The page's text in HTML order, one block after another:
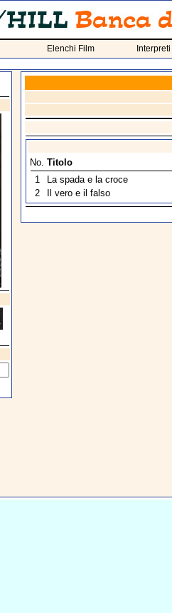
Elenchi Film Interpreti
No. Titolo
1
La spada e la croce
2
Il vero e il falso